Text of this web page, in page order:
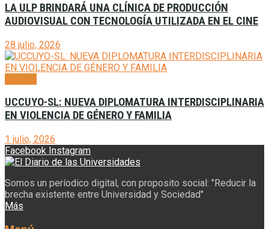
LA ULP BRINDARÁ UNA CLÍNICA DE PRODUCCIÓN
AUDIOVISUAL CON TECNOLOGÍA UTILIZADA EN EL CINE
28 julio, 2026
UCCUYO-SL: NUEVA DIPLOMATURA INTERDISCIPLINARIA
EN VIOLENCIA DE GÉNERO Y FAMILIA
1 julio, 2026
Facebook Instagram
Somos un períodico digital, con proposito social: "Reducir la
brecha existente entre Universidad y Sociedad"
Más